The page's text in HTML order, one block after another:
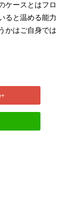
ケースとはフロ
ると温める能力
かはご自身では